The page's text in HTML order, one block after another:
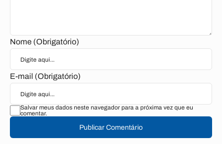
Nome (Obrigatório)
E-mail (Obrigatório)
Salvar meus dados neste navegador para a próxima vez que eu
comentar.
Publicar Comentário